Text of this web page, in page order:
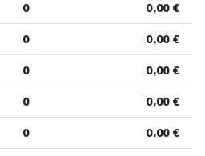
0 0,00 €
0 0,00 €
0 0,00 €
0 0,00 €
0 0,00 €